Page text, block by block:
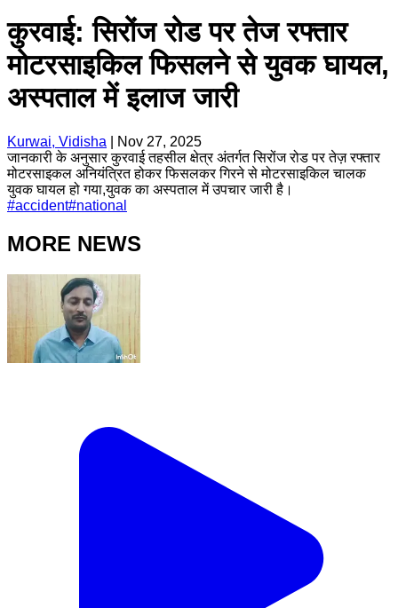
कुरवाई: सिरोंज रोड पर तेज रफ्तार
मोटरसाइकिल फिसलने से युवक घायल,
अस्पताल में इलाज जारी
Kurwai, Vidisha
Nov 27, 2025
जानकारी के अनुसार कुरवाई तहसील क्षेत्र अंतर्गत सिरोंज रोड पर तेज़ रफ्तार
मोटरसाइकल अनियंत्रित होकर फिसलकर गिरने से मोटरसाइकिल चालक
युवक घायल हो गया,युवक का अस्पताल में उपचार जारी है।
#accident#national
MORE NEWS